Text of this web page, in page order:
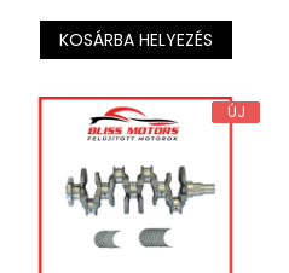
KOSÁRBA HELYEZÉS
ÚJ